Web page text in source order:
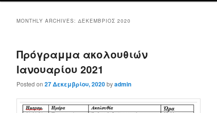
MONTHLY ARCHIVES:ΔΕΚΈΜΒΡΙΟΣ 2020
Πρόγραμμα ακολουθιών
Ιανουαρίου 2021
Posted on27 Δεκεμβρίου, 2020byadmin